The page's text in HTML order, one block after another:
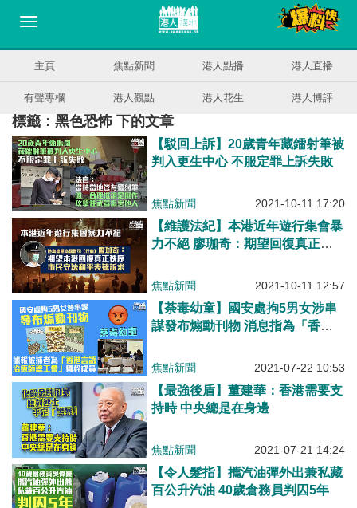
主頁 焦點新聞 港人點播 港人直播
有聲專欄 港人觀點 港人花生 港人博評
標籤：黑色恐怖 下的文章
【駁回上訴】20歲青年藏鐳射筆被
判入更生中心 不服定罪上訴失敗
焦點新聞 2021-10-11 17:20
【維護法紀】本港近年遊行集會暴
力不絕 廖珈奇：期望回復真正秩
焦點新聞 2021-10-11 12:57
【荼毒幼童】國安處拘5男女涉串
謀發布煽動刊物 消息指為「香港
焦點新聞 2021-07-22 10:53
【最強後盾】董建華：香港需要支
持時 中央總是在身邊
焦點新聞 2021-07-21 14:24
【令人髮指】攜汽油彈外出兼私藏
百公升汽油 40歲倉務員判囚5年